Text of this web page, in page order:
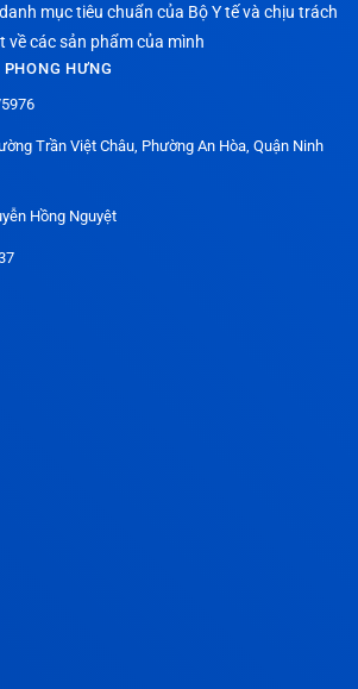
mục tiêu chuẩn của Bộ Y tế và chịu trách
về các sản phẩm của mình
HƯNG
Trần Việt Châu, Phường An Hòa, Quận Ninh
Hồng Nguyệt